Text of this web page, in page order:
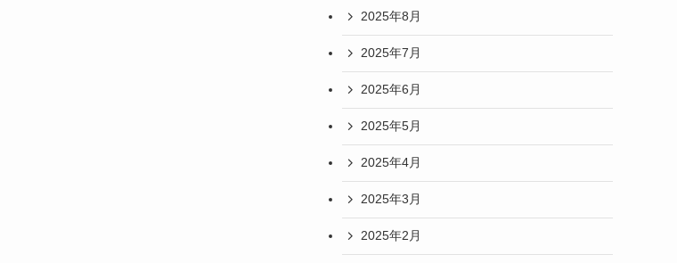
2025年8月
2025年7月
2025年6月
2025年5月
2025年4月
2025年3月
2025年2月